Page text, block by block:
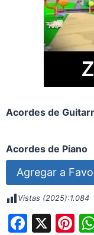
Acordes de
Acordes de Piano
Agregar a
Vistas (2025):1.084
F X Pi